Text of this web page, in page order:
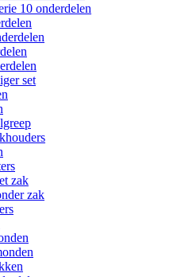
10 onderdelen
set
zak
zak